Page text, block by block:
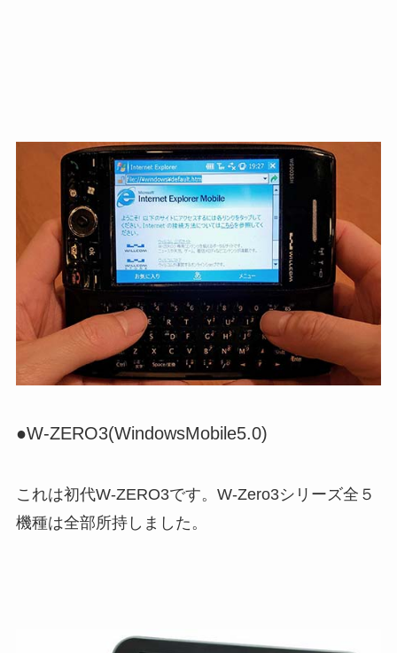
●W-ZERO3(WindowsMobile5.0)
これは初代W-ZERO3です。W-Zero3シリーズ全５
機種は全部所持しました。